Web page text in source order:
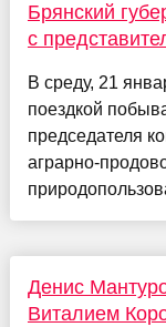
Брянский
с
В среду, 21
поездкой
председателя
аграрно-
Денис
Виталием